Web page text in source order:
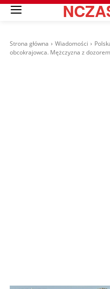
Strona główna Wiadomości
obcokrajowca. Mężczyzna z